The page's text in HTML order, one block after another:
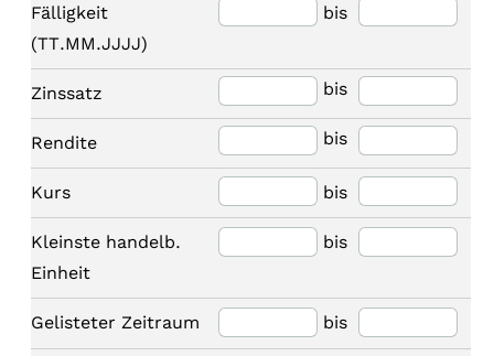
Fälligkeit
(TT.MM.JJJJ)
bis
Zinssatz bis
Rendite bis
Kurs bis
Kleinste handelb.
Einheit
bis
Gelisteter Zeitraum bis